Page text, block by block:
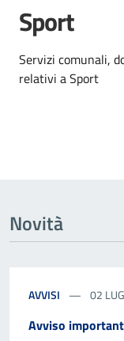
Sport
Dettagli
Servizi comunali,
relativi a Sport
Novità
AVVISI 02
Avviso